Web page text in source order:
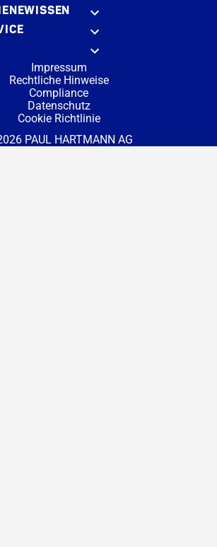
Impressum
Rechtliche Hinweise
Compliance
Datenschutz
Cookie Richtlinie
PAUL HARTMANN AG